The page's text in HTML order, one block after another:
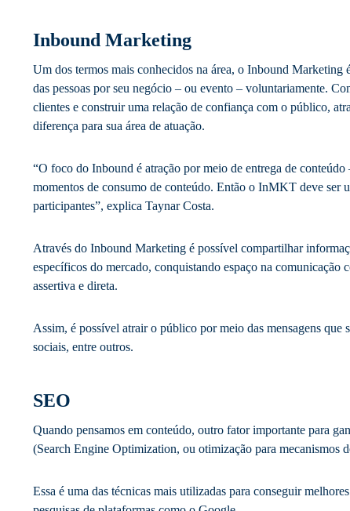
Inbound Marketing
Um dos termos mais conhecidos na área, o Inbound Marketing
das pessoas por seu negócio – ou evento – voluntariamente.
clientes e construir uma relação de confiança com o público,
diferença para sua área de atuação.
“O foco do Inbound é atração por meio de entrega de conteúdo
momentos de consumo de conteúdo. Então o InMKT deve ser
participantes”, explica Taynar Costa.
Através do Inbound Marketing é possível compartilhar
específicos do mercado, conquistando espaço na comunicação
assertiva e direta.
Assim, é possível atrair o público por meio das mensagens que
sociais, entre outros.
SEO
Quando pensamos em conteúdo, outro fator importante para
(Search Engine Optimization, ou otimização para mecanismos
Essa é uma das técnicas mais utilizadas para conseguir